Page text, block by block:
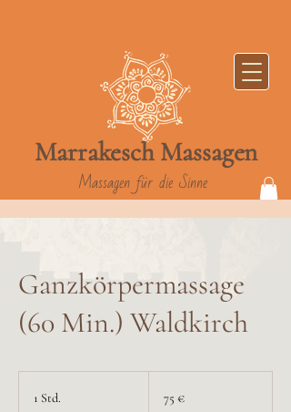
Marrakesch Massagen
Massagen für die Sinne
Ganzkörpermassage
(60 Min.) Waldkirch
1 Std. 75 €